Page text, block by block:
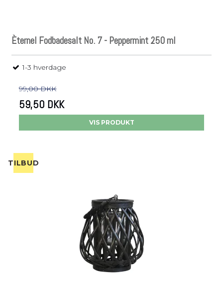
Èternel Fodbadesalt No. 7 - Peppermint 250 ml
1-3 hverdage
99,00 DKK
59,50 DKK
VIS PRODUKT
TILBUD